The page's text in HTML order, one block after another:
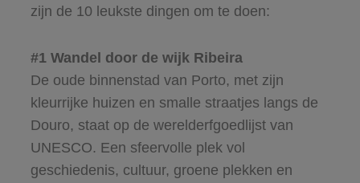
zijn de 10 leukste dingen om te doen:
#1 Wandel door de wijk Ribeira
De oude binnenstad van Porto, met zijn
kleurrijke huizen en smalle straatjes langs de
Douro, staat op de werelderfgoedlijst van
UNESCO. Een sfeervolle plek vol
geschiedenis, cultuur, groene plekken en